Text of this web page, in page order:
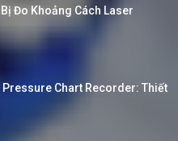
Đo Khoảng Cách Laser
Pressure Chart Recorder: Thiết